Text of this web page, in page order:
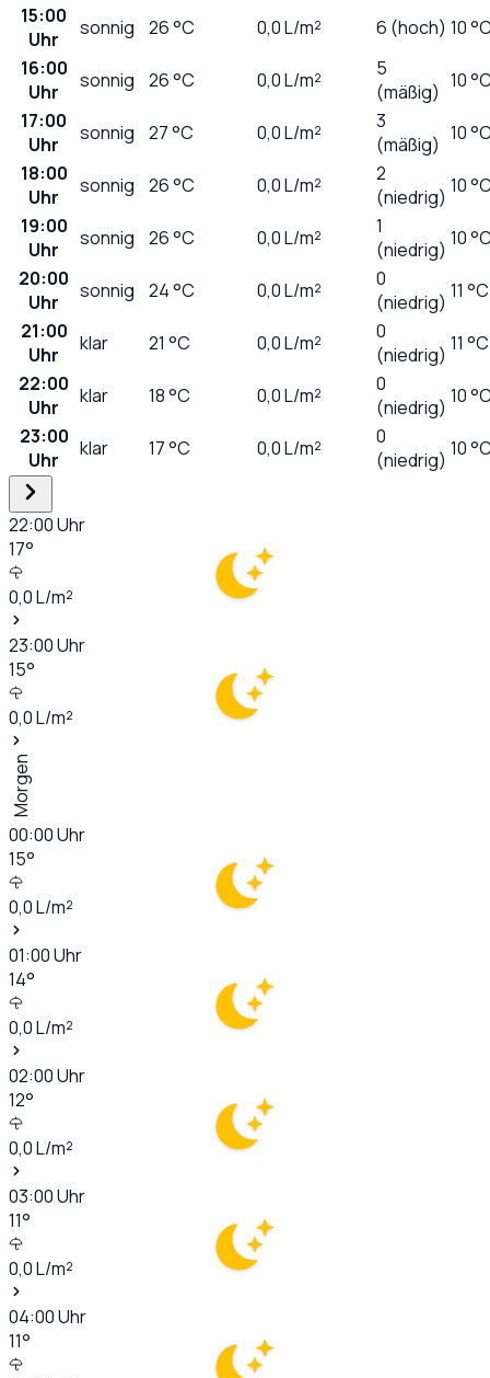
15:00
Uhr
sonnig 26°C 0,0L/m² 6 (hoch) 10
16:00
Uhr
sonnig 26°C 0,0L/m²
5
(mäßig) 10
17:00
Uhr
sonnig 27°C 0,0L/m²
3
(mäßig) 10
18:00
Uhr
sonnig 26°C 0,0L/m²
2
(niedrig) 10
19:00
Uhr
sonnig 26°C 0,0L/m²
1
(niedrig) 10
20:00
Uhr
sonnig 24°C 0,0L/m²
0
(niedrig) 11 °C
21:00
Uhr
klar 21 °C 0,0L/m²
0
(niedrig) 11 °C
22:00
Uhr
klar 18°C 0,0L/m²
0
(niedrig) 10
23:00
Uhr
klar 17°C 0,0L/m²
0
(niedrig) 10
22:00Uhr
17°
0,0L/m²
23:00Uhr
15°
0,0L/m²
Morgen
00:00Uhr
15°
0,0L/m²
01:00Uhr
14°
0,0L/m²
02:00Uhr
12°
0,0L/m²
03:00Uhr
11°
0,0L/m²
04:00Uhr
11°